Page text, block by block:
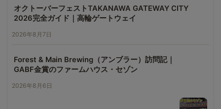
オクトーバーフェストTAKANAWA GATEWAY CITY
2026完全ガイド｜高輪ゲートウェイ
2026年8月7日
Forest & Main Brewing（アンブラー）訪問記｜
GABF金賞のファームハウス・セゾン
2026年8月6日